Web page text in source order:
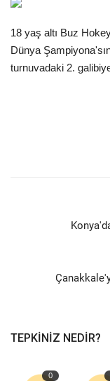
İş Platformu
Londra
İş & Ekonomi
Kültür - Sanat
Restoranlar
18 yaş altı Buz
Dünya
turnuvadaki 2.
TEPKINIZ NEDIR?
0